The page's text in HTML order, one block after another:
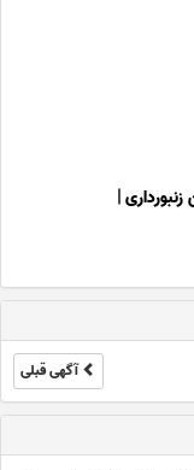
زنبورداری|
آگهی قبلی